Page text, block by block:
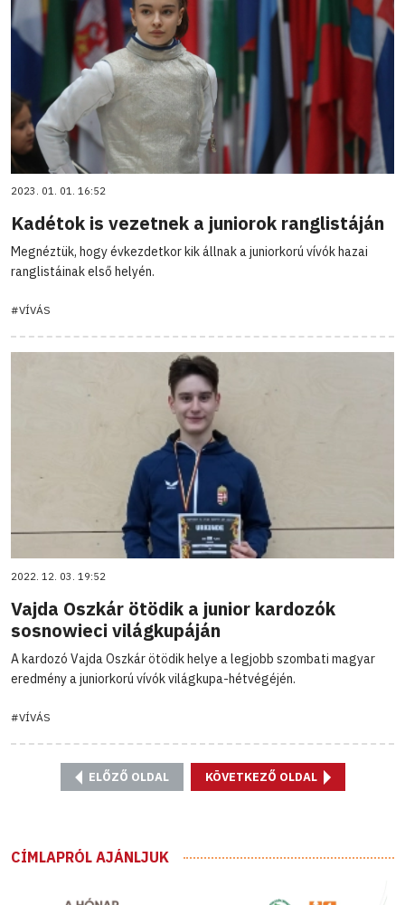
2023. 01. 01. 16:52
Kadétok is vezetnek a juniorok ranglistáján
Megnéztük, hogy évkezdetkor kik állnak a juniorkorú vívók hazai
ranglistáinak első helyén.
#VÍVÁS
2022. 12. 03. 19:52
Vajda Oszkár ötödik a junior kardozók
sosnowieci világkupáján
A kardozó Vajda Oszkár ötödik helye a legjobb szombati magyar
eredmény a juniorkorú vívók világkupa-hétvégéjén.
#VÍVÁS
ELŐZŐ OLDAL KÖVETKEZŐ OLDAL
CÍMLAPRÓL AJÁNLJUK